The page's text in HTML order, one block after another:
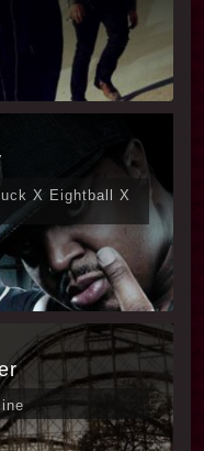
X Eightball X